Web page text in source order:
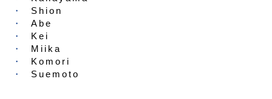
Shion
Abe
Kei
Miika
Komori
Suemoto